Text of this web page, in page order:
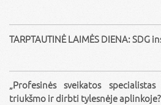
TARPTAUTINĖ LAIMĖS DIENA: SDG
„Profesinės sveikatos
triukšmo ir dirbti tylesnėje aplinkoje?